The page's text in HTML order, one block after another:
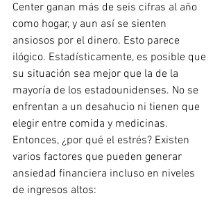
Center ganan más de seis cifras al año
como hogar, y aun así se sienten
ansiosos por el dinero. Esto parece
ilógico. Estadísticamente, es posible que
su situación sea mejor que la de la
mayoría de los estadounidenses. No se
enfrentan a un desahucio ni tienen que
elegir entre comida y medicinas.
Entonces, ¿por qué el estrés? Existen
varios factores que pueden generar
ansiedad financiera incluso en niveles
de ingresos altos: